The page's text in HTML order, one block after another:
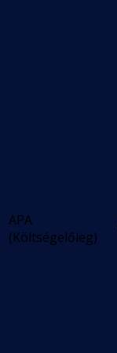
APA
(Költségelőleg)